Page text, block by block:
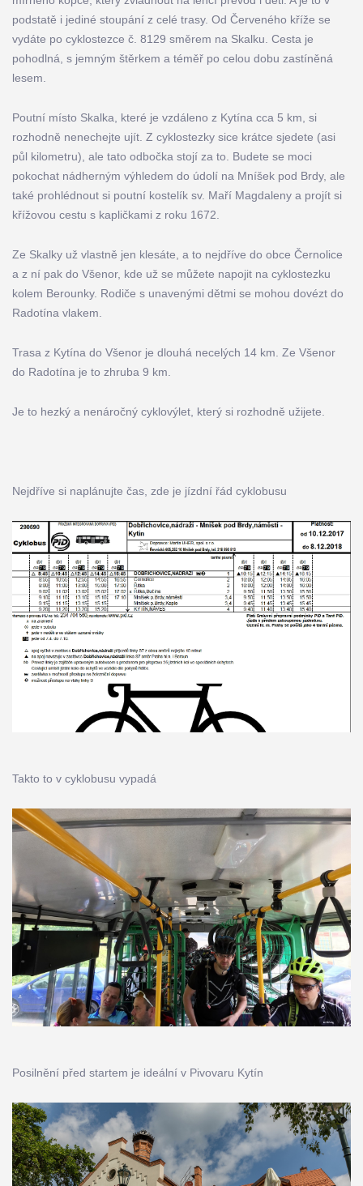
podstatě i jediné stoupání z celé trasy. Od Červeného kříže se
vydáte po cyklostezce č. 8129 směrem na Skalku. Cesta je
pohodlná, s jemným štěrkem a téměř po celou dobu zastíněná
lesem.
Poutní místo Skalka, které je vzdáleno z Kytína cca 5 km, si
rozhodně nenechejte ujít. Z cyklostezky sice krátce sjedete (asi
půl kilometru), ale tato odbočka stojí za to. Budete se moci
pokochat nádherným výhledem do údolí na Mníšek pod Brdy, ale
také prohlédnout si poutní kostelík sv. Maří Magdaleny a projít si
křížovou cestu s kapličkami z roku 1672.
Ze Skalky už vlastně jen klesáte, a to nejdříve do obce Černolice
a z ní pak do Všenor, kde už se můžete napojit na cyklostezku
kolem Berounky. Rodiče s unavenými dětmi se mohou dovézt do
Radotína vlakem.
Trasa z Kytína do Všenor je dlouhá necelých 14 km. Ze Všenor
do Radotína je to zhruba 9 km.
Je to hezký a nenáročný cyklovýlet, který si rozhodně užijete.
Nejdříve si naplánujte čas, zde je jízdní řád cyklobusu
Takto to v cyklobusu vypadá
Posilnění před startem je ideální v Pivovaru Kytín